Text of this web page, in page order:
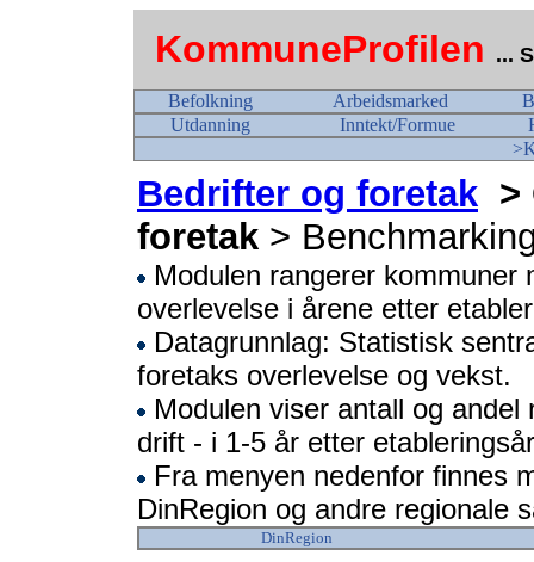
KommuneProfilen ...
Befolkning Arbeidsmarked
Utdanning
Inntekt/Formue
Bedrifter og foretak >
foretak >
Modulen rangerer
overlevelse i årene etter
Datagrunnlag: Statistisk
foretaks overlevelse og vekst.
Modulen viser antall og
drift - i 1-5 år etter
Fra menyen nedenfor finnes
DinRegion og andre regionale
DinRegion